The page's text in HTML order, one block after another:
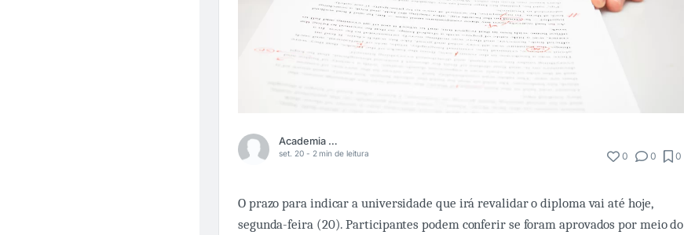
Academia Médica
set. 20 - 2 min de leitura 0 0 0
O prazo para indicar a universidade que irá revalidar o diploma vai até hoje,
segunda-feira (20). Participantes podem conferir se foram aprovados por meio do